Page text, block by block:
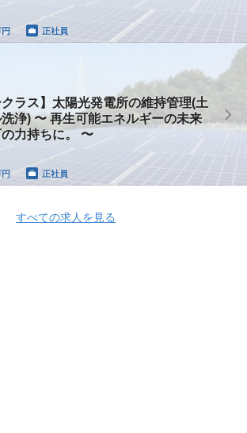
正社員
クラス】太陽光発電所の維持管理(土
浄) 〜 再生可能エネルギーの未来
力持ちに。 〜
正社員
すべての求人を見る